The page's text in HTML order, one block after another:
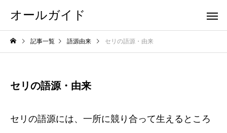
オールガイド
記事一覧 語源由来 セリの語源・由来
セリの語源・由来
セリの語源には、一所に競り合って生えるところ